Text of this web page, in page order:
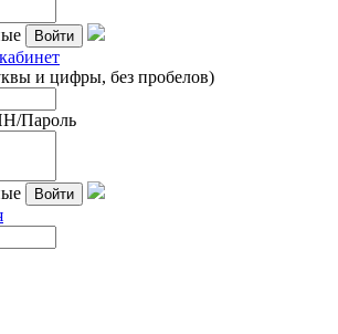
Войти
и цифры, без пробелов)
Пароль
Войти